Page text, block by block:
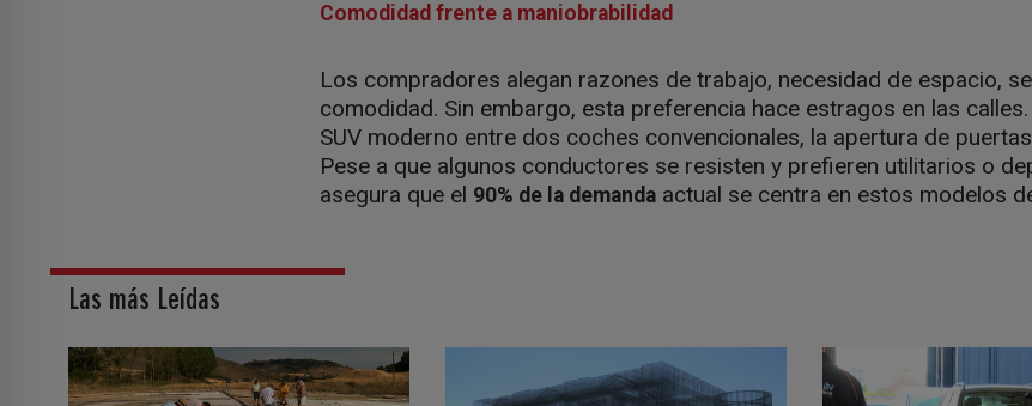
Comodidad frente a maniobrabilidad
Los compradores alegan razones de trabajo, necesidad de espacio,
comodidad. Sin embargo, esta preferencia hace estragos en las
SUV moderno entre dos coches convencionales, la apertura de
Pese a que algunos conductores se resisten y prefieren utilitarios o
asegura que el 90% de la demanda actual se centra en estos modelos
Las más Leídas